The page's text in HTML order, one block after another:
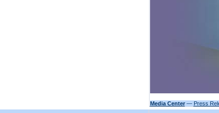
Media Center— Press